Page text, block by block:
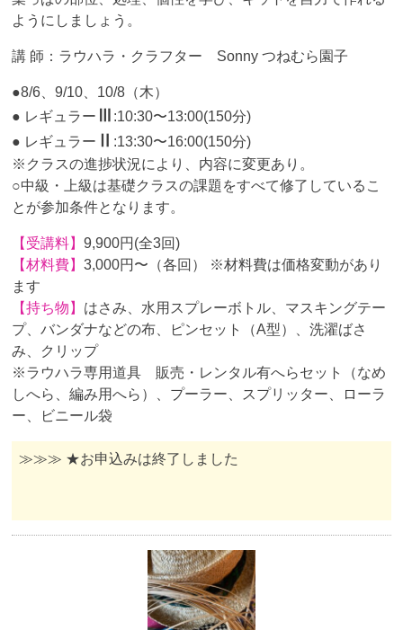
ようにしましょう。
講 師：ラウハラ・クラフター Sonny つねむら園子
●8/6、9/10、10/8（木）
● レギュラー Ⅲ :10:30〜13:00(150分)
● レギュラー Ⅱ :13:30〜16:00(150分)
※クラスの進捗状況により、内容に変更あり。
○中級・上級は基礎クラスの課題をすべて修了しているこ
とが参加条件となります。
【受講料】9,900円(全3回)
【材料費】3,000円〜（各回） ※材料費は価格変動があり
ます
【持ち物】 はさみ、水用スプレーボトル、マスキングテー
プ、バンダナなどの布、ピンセット（A型）、洗濯ばさ
み、クリップ
※ラウハラ専用道具 販売・レンタル有へらセット（なめ
しへら、編み用へら）、プーラー、スプリッター、ローラ
ー、ビニール袋
≫≫≫ ★お申込みは終了しました